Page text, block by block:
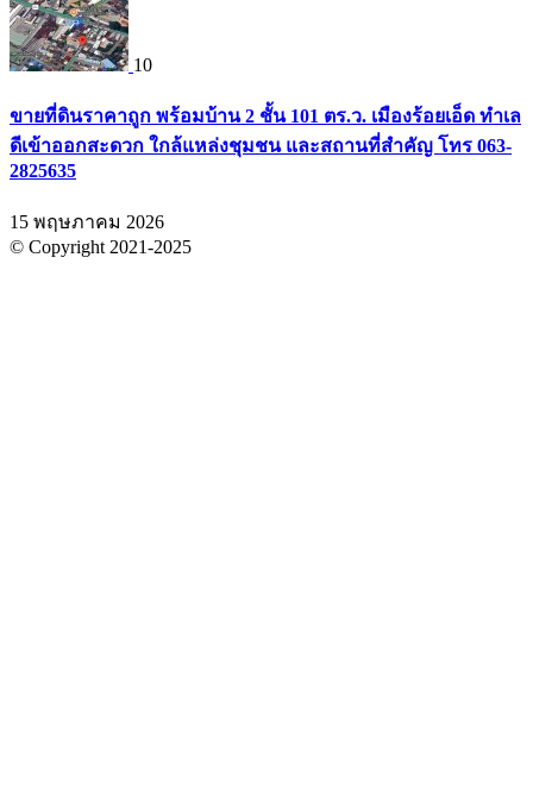
10
ขายที่ดินราคาถูก พร้อมบ้าน 2 ชั้น 101 ตร.ว. เมืองร้อยเอ็ด ทำเล
ดีเข้าออกสะดวก ใกล้แหล่งชุมชน และสถานที่สำคัญ โทร 063-
2825635
15 พฤษภาคม 2026
© Copyright 2021-2025